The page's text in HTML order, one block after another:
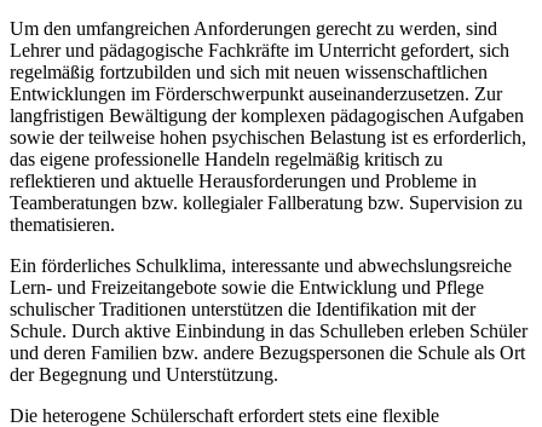
Um den umfangreichen Anforderungen gerecht zu werden, sind
Lehrer und pädagogische Fachkräfte im Unterricht gefordert, sich
regelmäßig fortzubilden und sich mit neuen wissenschaftlichen
Entwicklungen im Förderschwerpunkt auseinanderzusetzen. Zur
langfristigen Bewältigung der komplexen pädagogischen Aufgaben
sowie der teilweise hohen psychischen Belastung ist es erforderlich,
das eigene professionelle Handeln regelmäßig kritisch zu
reflektieren und aktuelle Herausforderungen und Probleme in
Teamberatungen bzw. kollegialer Fallberatung bzw. Supervision zu
thematisieren.
Ein förderliches Schulklima, interessante und abwechslungsreiche
Lern- und Freizeitangebote sowie die Entwicklung und Pflege
schulischer Traditionen unterstützen die Identifikation mit der
Schule. Durch aktive Einbindung in das Schulleben erleben Schüler
und deren Familien bzw. andere Bezugspersonen die Schule als Ort
der Begegnung und Unterstützung.
Die heterogene Schülerschaft erfordert stets eine flexible